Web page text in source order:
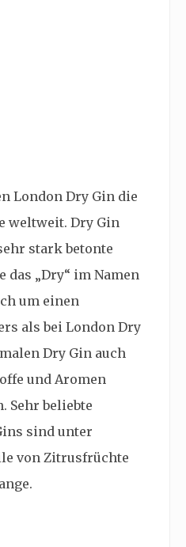
London Dry Gin die
weltweit. Dry Gin
stark betonte
das „Dry“ im Namen
um einen
als bei London Dry
Dry Gin auch
und Aromen
Sehr beliebte
sind unter
von Zitrusfrüchte